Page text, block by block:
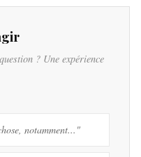
? Une expérience
notamment..."